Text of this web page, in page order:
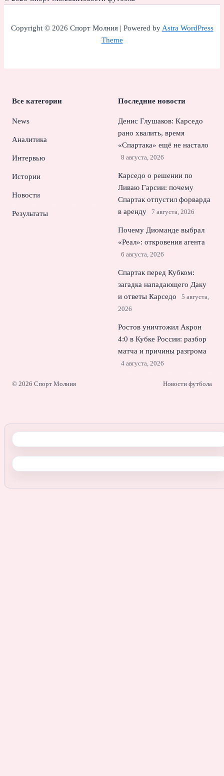
Copyright © 2026 Спорт Молния | Powered byAstra WordPress
Theme
Все категории
News
Аналитика
Интервью
Истории
Новости
Результаты
Последние новости
Денис Глушаков: Карседо
рано хвалить, время
«Спартака» ещё не настало
8 августа, 2026
Карседо о решении по
Ливаю Гарсии: почему
Спартак отпустил форварда
в аренду
7 августа, 2026
Почему Диоманде выбрал
«Реал»: откровения агента
6 августа, 2026
Спартак перед Кубком:
загадка нападающего Даку
и ответы Карседо
5 августа,
2026
Ростов уничтожил Акрон
4:0 в Кубке России: разбор
матча и причины разгрома
4 августа, 2026
© 2026 Спорт Молния Новости футбола